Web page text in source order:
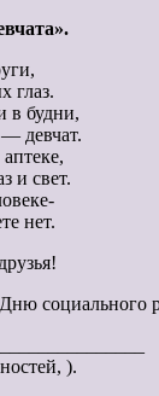
глаз.
в будни,
девчат.
и свет.
нет.
социального
).